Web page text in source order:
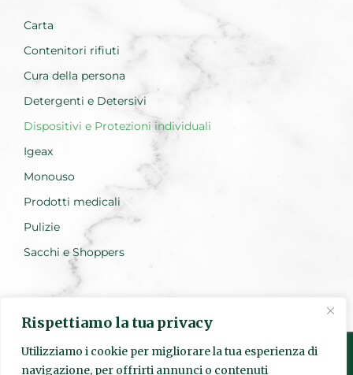
Rispettiamo la tua privacy
Utilizziamo i cookie per migliorare la tua esperienza di
navigazione, per offrirti annunci o contenuti
Carta
Contenitori rifiuti
Cura della persona
Detergenti e Detersivi
Dispositivi e Protezioni individuali
Igeax
Monouso
Prodotti medicali
Pulizie
Sacchi e Shoppers